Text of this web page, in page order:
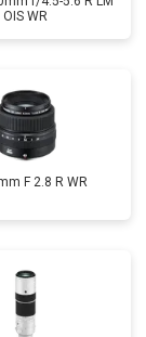
OIS WR
F 2.8 R WR